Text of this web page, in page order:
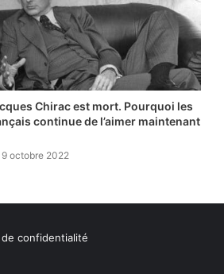
Chirac est mort. Pourquoi les
continue de l’aimer maintenant
octobre 2022
confidentialité